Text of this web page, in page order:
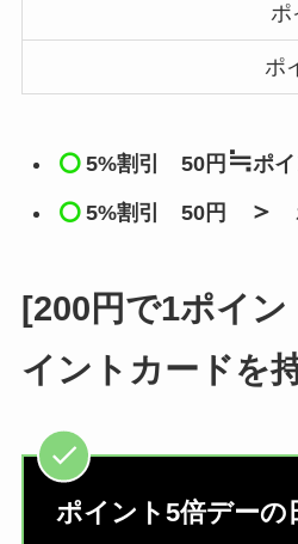
ポ
ポ
5%割引 50円 ≒ポ
5%割引 50円 ＞
[200円で1ポイ
イントカードを
ポイント5倍デーの